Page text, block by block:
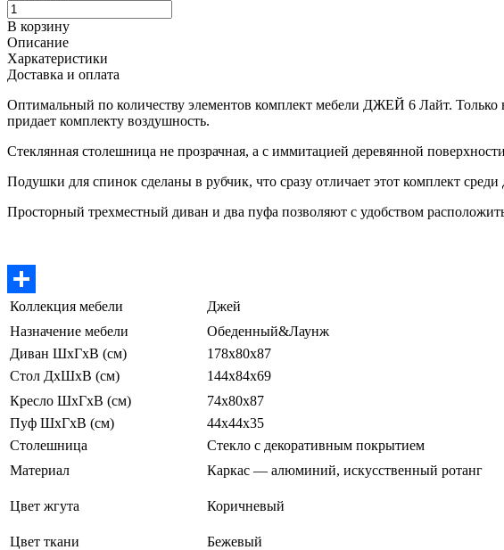
В корзину
Описание
Харкатеристики
Доставка и оплата
Оптимальный по количеству элементов комплект мебели ДЖЕЙ 6 Лайт.
придает комплекту воздушность.
Стеклянная столешница не прозрачная, а с иммитацией деревянной
Подушки для спинок сделаны в рубчик, что сразу отличает этот комплект
Просторный трехместный диван и два пуфа позволяют с удобством
Отправить
Коллекция мебели
Джей
Назначение мебели
Обеденный&Лаунж
Диван ШхГхВ (см)
178х80х87
Стол ДхШхВ (см)
144х84х69
Кресло ШхГхВ (см)
74х80х87
Пуф ШхГхВ (см)
44х44х35
Столешница
Стекло с декоративным покрытием
Материал
Каркас — алюминий, искусственный ротанг
Цвет жгута Коричневый
Цвет ткани
Бежевый